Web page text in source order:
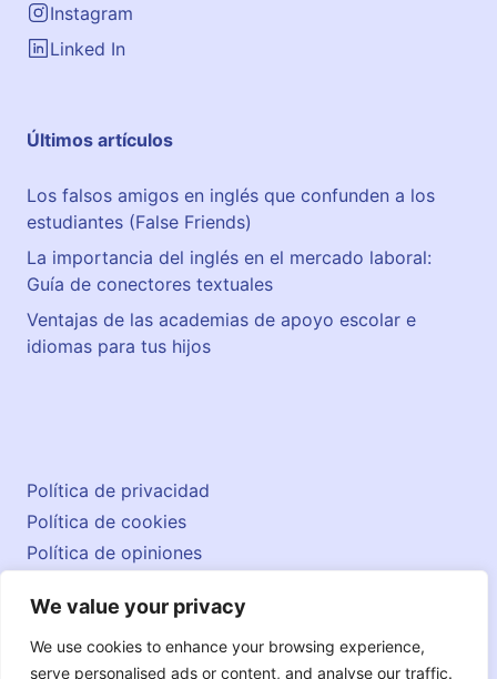
We value your privacy
We use cookies to enhance your browsing experience,
serve personalised ads or content, and analyse our traffic.
Instagram
Linked In
Últimos artículos
Los falsos amigos en inglés que confunden a los
estudiantes (False Friends)
La importancia del inglés en el mercado laboral:
Guía de conectores textuales
Ventajas de las academias de apoyo escolar e
idiomas para tus hijos
© 2026 englishatlas.es
Política de privacidad
Política de cookies
Política de opiniones
Contacto